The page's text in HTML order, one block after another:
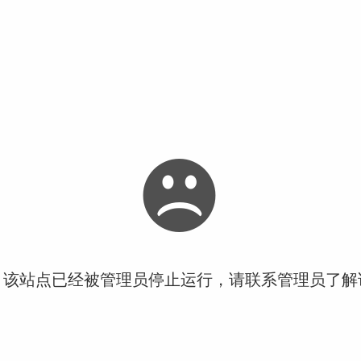
站点已经被管理员停止运行，请联系管理员了